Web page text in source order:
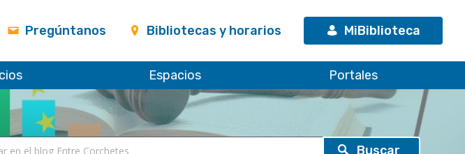
Pregúntanos Bibliotecas y horarios MiBiblioteca
Espacios Portales